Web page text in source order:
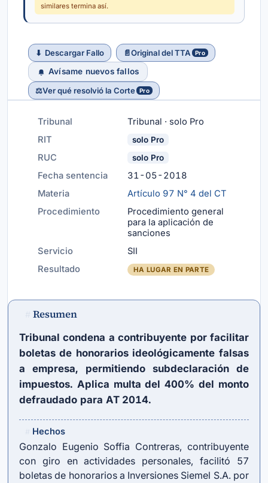
similares termina así.
⬇ Descargar Fallo 📄Original del TTA Pro
Avísame nuevos fallos
⚖️Ver qué resolvió la Corte Pro
Tribunal
Tribunal · solo Pro
RIT
solo Pro
RUC solo Pro
Fecha sentencia
31-05-2018
Materia
Artículo 97 N° 4 del CT
Procedimiento
Procedimiento general
para la aplicación de
sanciones
Servicio
SII
Resultado
HA LUGAR EN PARTE
Resumen
Tribunal condena a contribuyente por facilitar
boletas de honorarios ideológicamente falsas
a empresa, permitiendo subdeclaración de
impuestos. Aplica multa del 400% del monto
defraudado para AT 2014.
Hechos
Gonzalo Eugenio Soffia Contreras, contribuyente
con giro en actividades personales, facilitó 57
boletas de honorarios a Inversiones Siemel S.A. por